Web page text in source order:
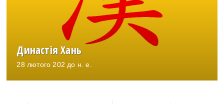
Династія Хань
28 лютого 202 до н. е.